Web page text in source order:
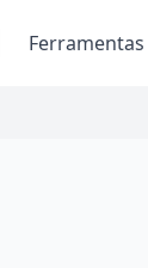
Ferramentas